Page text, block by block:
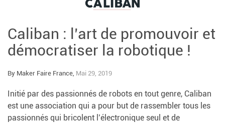
Caliban : l’art de promouvoir et
démocratiser la robotique !
By Maker Faire France, Mai 29, 2019
Initié par des passionnés de robots en tout genre, Caliban
est une association qui a pour but de rassembler tous les
passionnés qui bricolent l’électronique seul et de